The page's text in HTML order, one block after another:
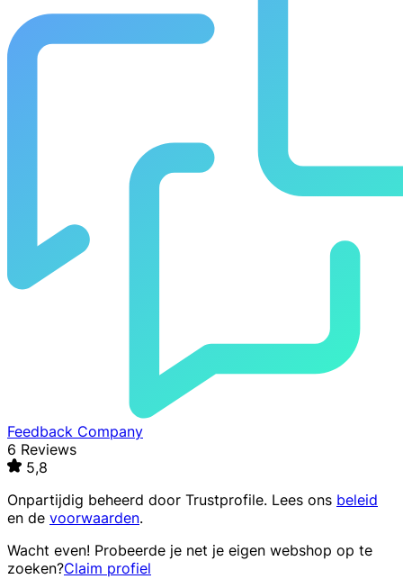
Feedback Company
6 Reviews
5,8
Onpartijdig beheerd door Trustprofile. Lees ons beleid
en de voorwaarden.
Wacht even! Probeerde je net je eigen webshop op te
zoeken?Claim profiel